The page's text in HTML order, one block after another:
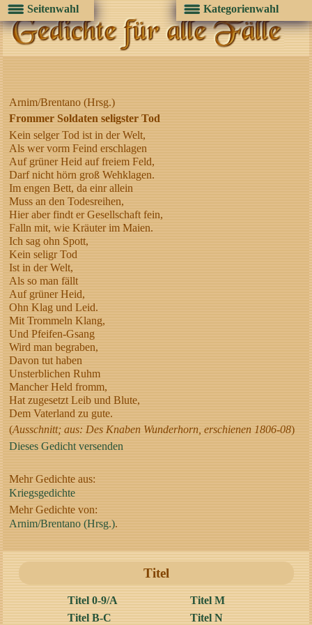
Arnim/Brentano (Hrsg.)
Frommer Soldaten seligster Tod
Kein selger Tod ist in der Welt,
Als wer vorm Feind erschlagen
Auf grüner Heid auf freiem Feld,
Darf nicht hörn groß Wehklagen.
Im engen Bett, da einr allein
Muss an den Todesreihen,
Hier aber findt er Gesellschaft fein,
Falln mit, wie Kräuter im Maien.
Ich sag ohn Spott,
Kein seligr Tod
Ist in der Welt,
Als so man fällt
Auf grüner Heid,
Ohn Klag und Leid.
Mit Trommeln Klang,
Und Pfeifen-Gsang
Wird man begraben,
Davon tut haben
Unsterblichen Ruhm
Mancher Held fromm,
Hat zugesetzt Leib und Blute,
Dem Vaterland zu gute.
(Ausschnitt; aus: Des Knaben Wunderhorn, erschienen 1806-08)
Dieses Gedicht versenden
Mehr Gedichte aus:
Kriegsgedichte
Mehr Gedichte von:
Arnim/Brentano (Hrsg.).
Titel
Titel 0-9/A
Titel B-C
Titel M
Titel N
Seitenwahl Kategorienwahl